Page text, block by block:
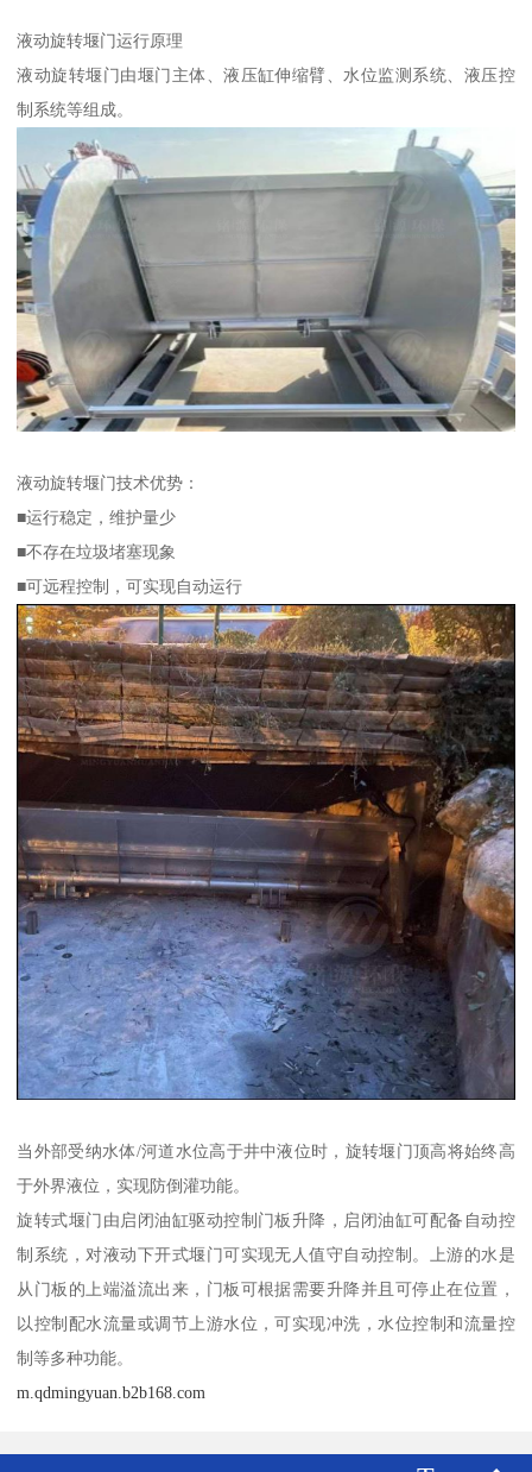
液动旋转堰门运行原理
液动旋转堰门由堰门主体、液压缸伸缩臂、水位监测系统、液压控
制系统等组成。
液动旋转堰门技术优势：
■运行稳定，维护量少
■不存在垃圾堵塞现象
■可远程控制，可实现自动运行
当外部受纳水体/河道水位高于井中液位时，旋转堰门顶高将始终高
于外界液位，实现防倒灌功能。
旋转式堰门由启闭油缸驱动控制门板升降，启闭油缸可配备自动控
制系统，对液动下开式堰门可实现无人值守自动控制。上游的水是
从门板的上端溢流出来，门板可根据需要升降并且可停止在位置，
以控制配水流量或调节上游水位，可实现冲洗，水位控制和流量控
制等多种功能。
m.qdmingyuan.b2b168.com